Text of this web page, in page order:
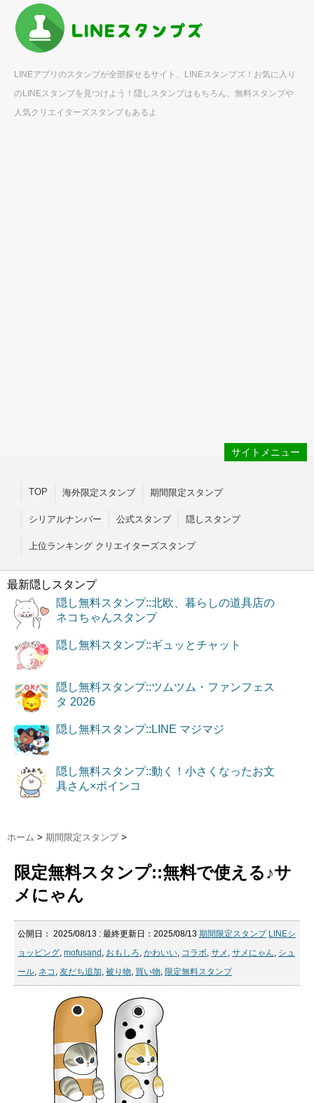
LINEアプリのスタンプが全部探せるサイト、LINEスタンプズ！お気に入り
のLINEスタンプを見つけよう！隠しスタンプはもちろん、無料スタンプや
人気クリエイターズスタンプもあるよ
サイトメニュー
TOP 海外限定スタンプ 期間限定スタンプ
シリアルナンバー 公式スタンプ 隠しスタンプ
上位ランキング クリエイターズスタンプ
最新隠しスタンプ
隠し無料スタンプ::北欧、暮らしの道具店の
ネコちゃんスタンプ
隠し無料スタンプ::ギュッとチャット
隠し無料スタンプ::ツムツム・ファンフェス
タ 2026
隠し無料スタンプ::LINE マジマジ
隠し無料スタンプ::動く！小さくなったお文
具さん×ポインコ
ホーム > 期間限定スタンプ >
限定無料スタンプ::無料で使える♪サ
メにゃん
公開日： 2025/08/13 : 最終更新日：2025/08/13 期間限定スタンプ LINEシ
ョッピング, mofusand , おもしろ, かわいい, コラボ, サメ , サメにゃん, シュ
ール, ネコ , 友だち追加, 被り物, 買い物, 限定無料スタンプ